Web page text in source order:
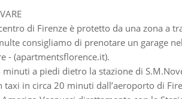
di Firenze è protetto da una zona a
consigliamo di prenotare un garage
- (apartmentsflorence.it).
minuti a piedi dietro la stazione di
taxi in circa 20 minuti dall’aeroporto di